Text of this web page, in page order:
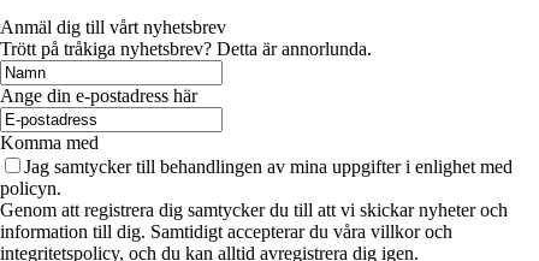
Anmäl dig till vårt nyhetsbrev
Trött på tråkiga nyhetsbrev? Detta är annorlunda.
Ange din e-postadress här
Komma med
Jag samtycker till behandlingen av mina uppgifter i enlighet med
policyn.
Genom att registrera dig samtycker du till att vi skickar nyheter och
information till dig. Samtidigt accepterar du våra villkor och
integritetspolicy, och du kan alltid avregistrera dig igen.